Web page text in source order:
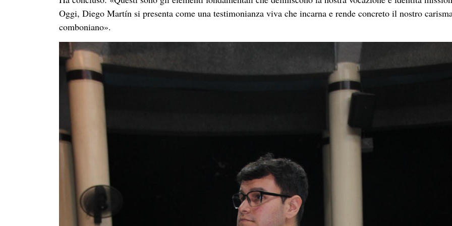
Oggi, Diego Martín si presenta come una testimonianza viva che incarna e rende concreto il nostro
comboniano».
P. Aguilar Sánchez Víctor Manuel, mccj